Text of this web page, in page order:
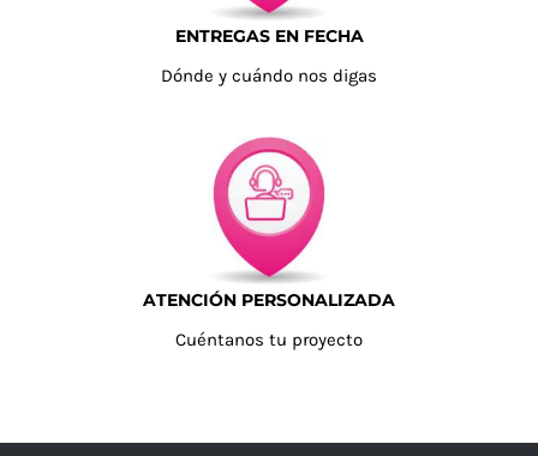
ENTREGAS EN FECHA
Dónde y cuándo nos digas
ATENCIÓN PERSONALIZADA
Cuéntanos tu proyecto